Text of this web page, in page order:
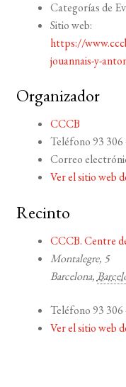
Categorías de
Sitio web:
https://
jouannais-y-
Organizador
CCCB
Teléfono 93 306
Correo
Ver el sitio web
Recinto
CCCB. Centre
Montalegre, 5
Barcelona,
Teléfono 93 306
Ver el sitio web